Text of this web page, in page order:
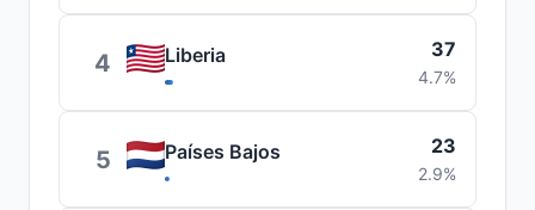
4 Liberia 37
4.7%
5 Países Bajos 23
2.9%